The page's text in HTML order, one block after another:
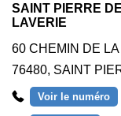
SAINT PIERRE
LAVERIE
60 CHEMIN DE
76480, SAINT
Voir le numéro